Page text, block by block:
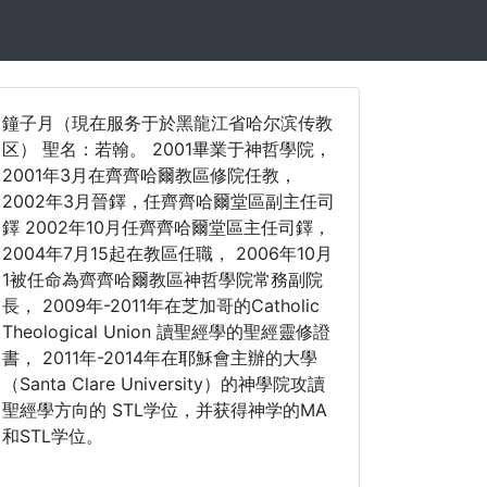
鐘子月（現在服务于於黑龍江省哈尔滨传教
区） 聖名：若翰。 2001畢業于神哲學院，
2001年3月在齊齊哈爾教區修院任教，
2002年3月晉鐸，任齊齊哈爾堂區副主任司
鐸 2002年10月任齊齊哈爾堂區主任司鐸，
2004年7月15起在教區任職， 2006年10月
1被任命為齊齊哈爾教區神哲學院常務副院
長， 2009年-2011年在芝加哥的Catholic
Theological Union 讀聖經學的聖經靈修證
書， 2011年-2014年在耶穌會主辦的大學
（Santa Clare University）的神學院攻讀
聖經學方向的 STL学位，并获得神学的MA
和STL学位。